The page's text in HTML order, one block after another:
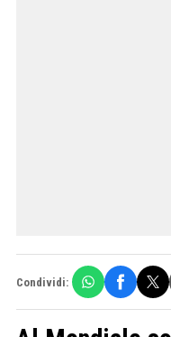
Condividi: